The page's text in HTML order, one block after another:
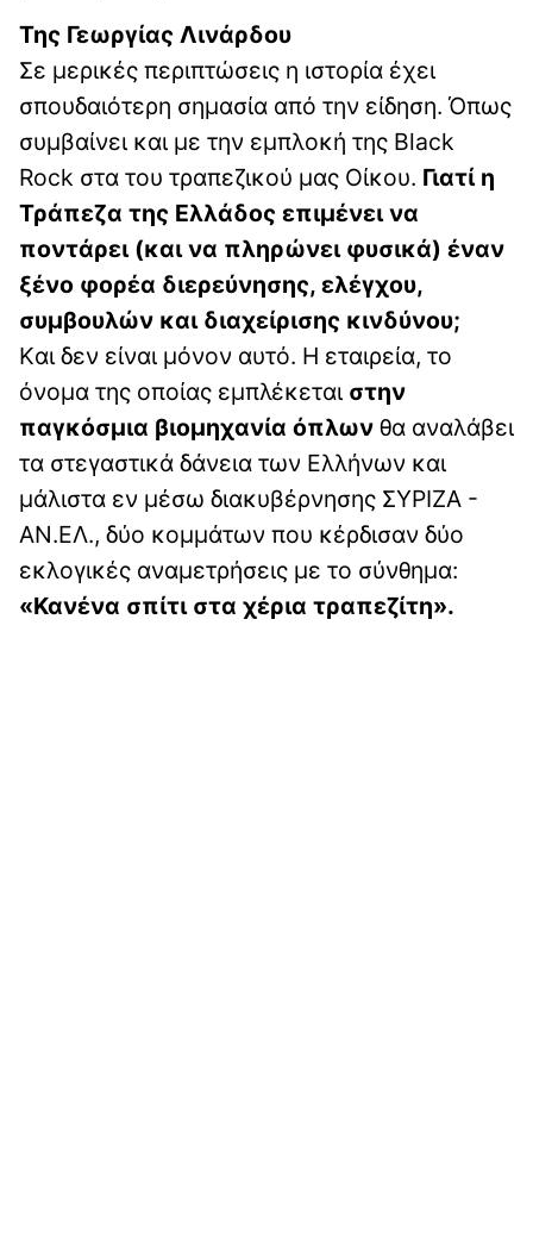
Της Γεωργίας Λινάρδου
Σε μερικές περιπτώσεις η ιστορία έχει
σπουδαιότερη σημασία από την είδηση. Όπως
συμβαίνει και με την εμπλοκή της Black
Rock στα του τραπεζικού μας Οίκου. Γιατί η
Τράπεζα της Ελλάδος επιμένει να
ποντάρει (και να πληρώνει φυσικά) έναν
ξένο φορέα διερεύνησης, ελέγχου,
συμβουλών και διαχείρισης κινδύνου;
Kαι δεν είναι μόνον αυτό. Η εταιρεία, το
όνομα της οποίας εμπλέκεται στην
παγκόσμια βιομηχανία όπλων θα αναλάβει
τα στεγαστικά δάνεια των Ελλήνων και
μάλιστα εν μέσω διακυβέρνησης ΣΥΡΙΖΑ -
ΑΝ.ΕΛ., δύο κομμάτων που κέρδισαν δύο
εκλογικές αναμετρήσεις με το σύνθημα:
«Κανένα σπίτι στα χέρια τραπεζίτη».